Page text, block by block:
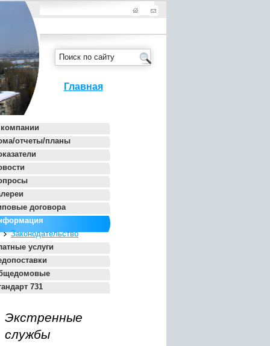
Главная
отчеты/планы
договора
Законодательство
услуги
731
Экстренные
службы